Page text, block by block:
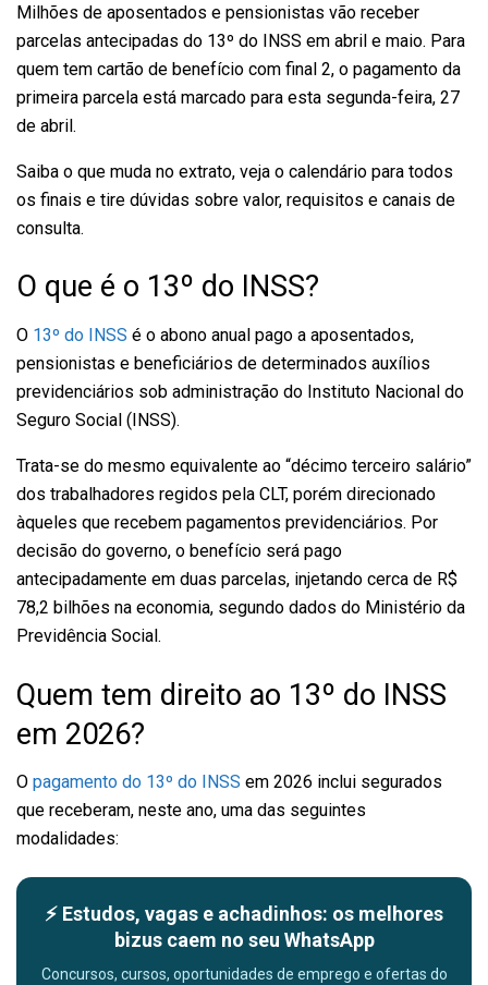
Milhões de aposentados e pensionistas vão receber
parcelas antecipadas do 13º do INSS em abril e maio. Para
quem tem cartão de benefício com final 2, o pagamento da
primeira parcela está marcado para esta segunda-feira, 27
de abril.
Saiba o que muda no extrato, veja o calendário para todos
os finais e tire dúvidas sobre valor, requisitos e canais de
consulta.
O que é o 13º do INSS?
O 13º do INSS é o abono anual pago a aposentados,
pensionistas e beneficiários de determinados auxílios
previdenciários sob administração do Instituto Nacional do
Seguro Social (INSS).
Trata-se do mesmo equivalente ao “décimo terceiro salário”
dos trabalhadores regidos pela CLT, porém direcionado
àqueles que recebem pagamentos previdenciários. Por
decisão do governo, o benefício será pago
antecipadamente em duas parcelas, injetando cerca de R$
78,2 bilhões na economia, segundo dados do Ministério da
Previdência Social.
Quem tem direito ao 13º do INSS
em 2026?
O pagamento do 13º do INSS em 2026 inclui segurados
que receberam, neste ano, uma das seguintes
modalidades:
⚡ Estudos, vagas e achadinhos: os melhores
bizus caem no seu WhatsApp
Concursos, cursos, oportunidades de emprego e ofertas do